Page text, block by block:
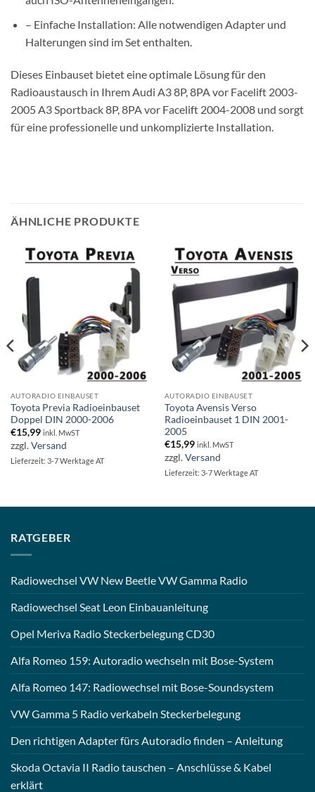
– Einfache Installation: Alle notwendigen Adapter und
Halterungen sind im Set enthalten.
Dieses Einbauset bietet eine optimale Lösung für den
Radioaustausch in Ihrem Audi A3 8P, 8PA vor Facelift 2003-
2005 A3 Sportback 8P, 8PA vor Facelift 2004-2008 und sorgt
für eine professionelle und unkomplizierte Installation.
ÄHNLICHE PRODUKTE
AUTORADIO EINBAUSET
Toyota Previa Radioeinbauset
Doppel DIN 2000-2006
€15,99 inkl. MwST
zzgl.Versand
Lieferzeit: 3-7 Werktage AT
AUTORADIO EINBAUSET
Toyota Avensis Verso
Radioeinbauset 1 DIN 2001-
2005
€15,99 inkl. MwST
zzgl.Versand
Lieferzeit: 3-7 Werktage AT
RATGEBER
Radiowechsel VW New Beetle VW Gamma Radio
Radiowechsel Seat Leon Einbauanleitung
Opel Meriva Radio Steckerbelegung CD30
Alfa Romeo 159: Autoradio wechseln mit Bose-System
Alfa Romeo 147: Radiowechsel mit Bose-Soundsystem
VW Gamma 5 Radio verkabeln Steckerbelegung
Den richtigen Adapter fürs Autoradio finden – Anleitung
Skoda Octavia II Radio tauschen – Anschlüsse & Kabel
erklärt